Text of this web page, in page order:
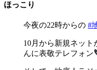
ほっこり
今夜の22時からの #
10月から新規ネット
んに表敬テレフォン